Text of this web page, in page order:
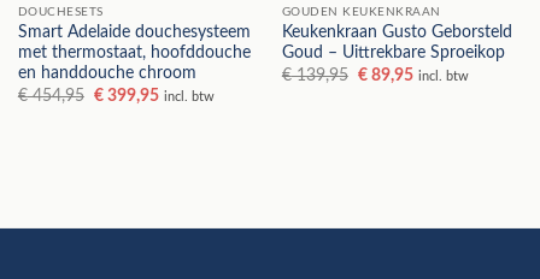
DOUCHESETS
Smart Adelaide douchesysteem
met thermostaat, hoofddouche
en handdouche chroom
€454,95 Oorspronkelijke
€399,95Huidige
incl. btw
GOUDEN KEUKENKRAAN
Keukenkraan Gusto Geborsteld
Goud – Uittrekbare Sproeikop
€139,95 Oorspronkelijke
€89,95Huidige
incl. btw